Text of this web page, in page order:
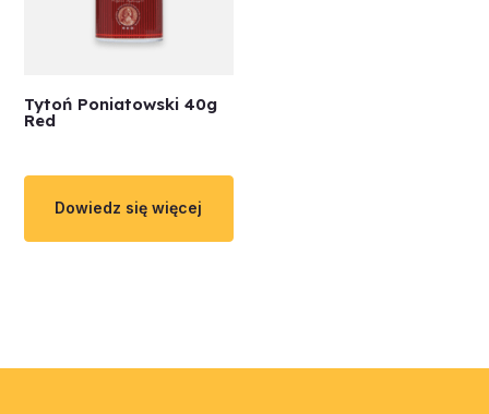
Tytoń Poniatowski 40g
Red
Dowiedz się więcej